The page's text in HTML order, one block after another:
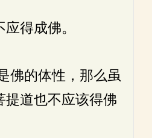
得成佛。
的体性，那么虽
提道也不应该得佛